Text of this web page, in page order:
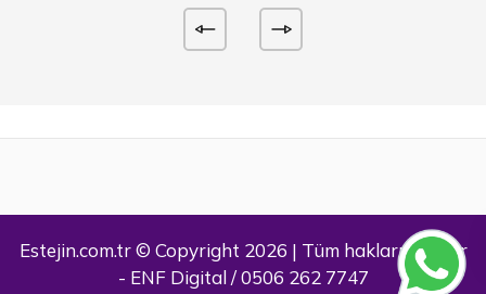
Estejin.com.tr © Copyright 2026 | Tüm hakları saklıdır
- ENF Digital / 0506 262 7747